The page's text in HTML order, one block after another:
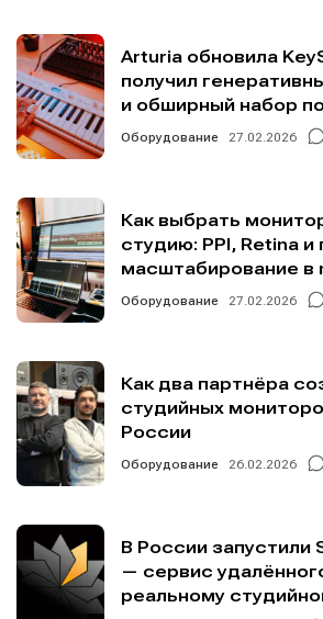
Arturia обновила
получил
и обширный набор
Оборудование 27.02.2026
Как выбрать
студию: PPI, Retina и
масштабирование в
Оборудование 27.02.2026
Как два партнёра
студийных
России
Оборудование 26.02.2026
В России запустили
— сервис
реальному